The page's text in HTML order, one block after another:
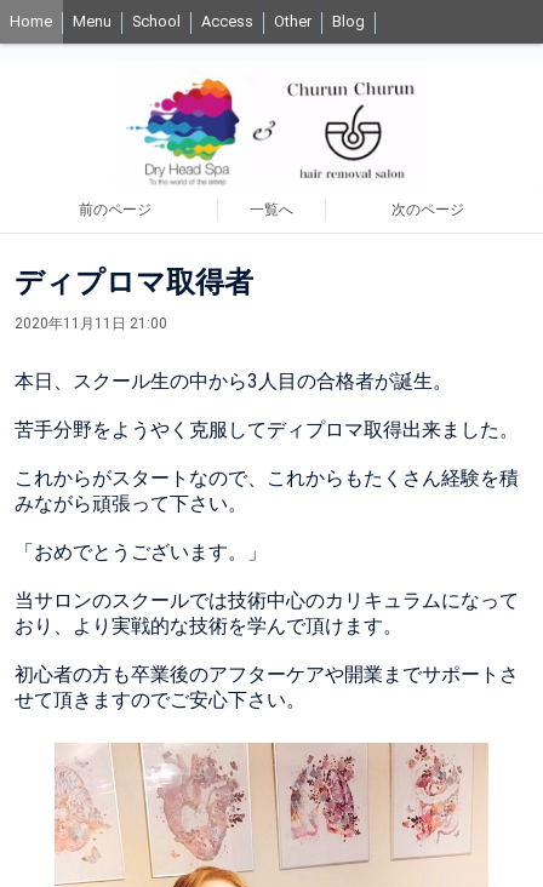
Home Menu School Access Other Blog
前のページ 一覧へ 次のページ
ディプロマ取得者
2020年11月11日 21:00
本日、スクール生の中から3人目の合格者が誕生。
苦手分野をようやく克服してディプロマ取得出来ました。
これからがスタートなので、これからもたくさん経験を積
みながら頑張って下さい。
「おめでとうございます。」
当サロンのスクールでは技術中心のカリキュラムになって
おり、より実戦的な技術を学んで頂けます。
初心者の方も卒業後のアフターケアや開業までサポートさ
せて頂きますのでご安心下さい。